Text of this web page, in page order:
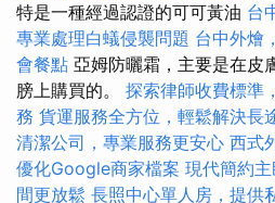
特是一種經過認證的可可黃油 台
專業處理白蟻侵襲問題 台中外燴
會餐點 亞姆防曬霜，主要是在皮
膀上購買的。 探索律師收費標準
務 貨運服務全方位，輕鬆解決長
清潔公司，專業服務更安心 西式
優化Google商家檔案 現代簡約
間更放鬆 長照中心單人房，提供